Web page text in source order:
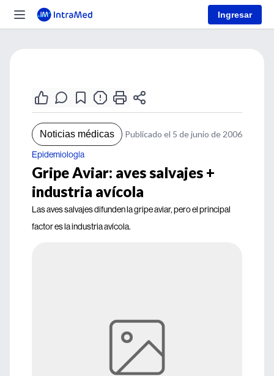
Ingresar
Noticias médicas Publicado el 5 de junio de 2006
Epidemiología
Gripe Aviar: aves salvajes +
industria avícola
Las aves salvajes difunden la gripe aviar, pero el principal
factor es la industria avícola.